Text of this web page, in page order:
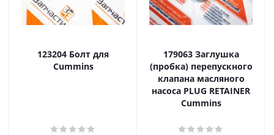
123204 Болт для
Cummins
179063 Заглушка
(пробка) перепускного
клапана масляного
насоса PLUG RETAINER
Cummins